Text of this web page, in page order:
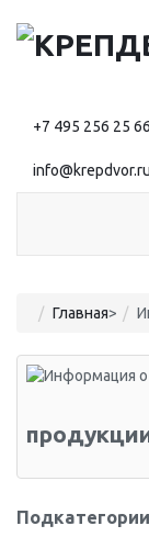
+7 495 256 25 66
info@krepdvor.ru
Главная>
Подкатегории